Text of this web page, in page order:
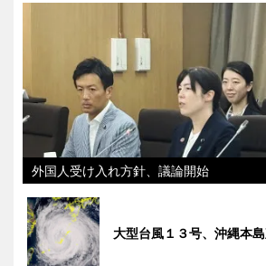
外国人受け入れ方針、議論開始
大型台風１３号、沖縄本